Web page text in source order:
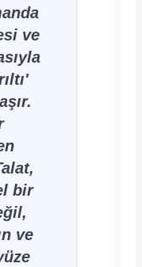
ve
bir
ve